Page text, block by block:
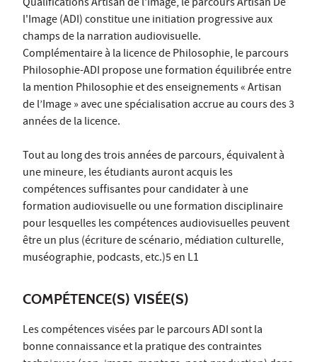
Qualifications Artisan de l'image, le parcours Artisan De
l'Image (ADI) constitue une initiation progressive aux
champs de la narration audiovisuelle.
Complémentaire à la licence de Philosophie, le parcours
Philosophie-ADI propose une formation équilibrée entre
la mention Philosophie et des enseignements « Artisan
de l’Image » avec une spécialisation accrue au cours des 3
années de la licence.
Tout au long des trois années de parcours, équivalent à
une mineure, les étudiants auront acquis les
compétences suffisantes pour candidater à une
formation audiovisuelle ou une formation disciplinaire
pour lesquelles les compétences audiovisuelles peuvent
être un plus (écriture de scénario, médiation culturelle,
muséographie, podcasts, etc.)5 en L1
COMPÉTENCE(S) VISÉE(S)
Les compétences visées par le parcours ADI sont la
bonne connaissance et la pratique des contraintes